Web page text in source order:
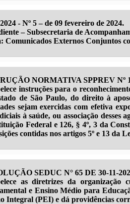
- Nº 5 – de 09 fevereiro de 2024.
– Subsecretaria de
Comunicados Externos Conjuntos
NORMATIVA SPPREV Nº
instruções para o
de São Paulo, do direito à
sejam exercidas com efetiva
à saúde, ou associação desses
Federal e 126, § 4º, 3 da
contidas nos artigos 5º e 13 da
SEDUC N° 65 DE 30-11-
as diretrizes da
e Ensino Médio para
Integral (PEI) e dá providências